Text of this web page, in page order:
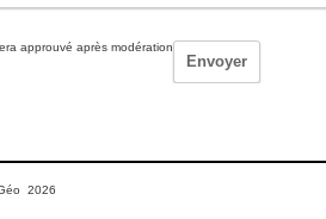
approuvé après modération
2026